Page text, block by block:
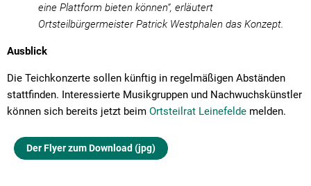
eine Plattform bieten können“, erläutert
Ortsteilbürgermeister Patrick Westphalen das Konzept.
Ausblick
Die Teichkonzerte sollen künftig in regelmäßigen Abständen
stattfinden. Interessierte Musikgruppen und Nachwuchskünstler
können sich bereits jetzt beim Ortsteilrat Leinefelde melden.
Der Flyer zum Download (jpg)